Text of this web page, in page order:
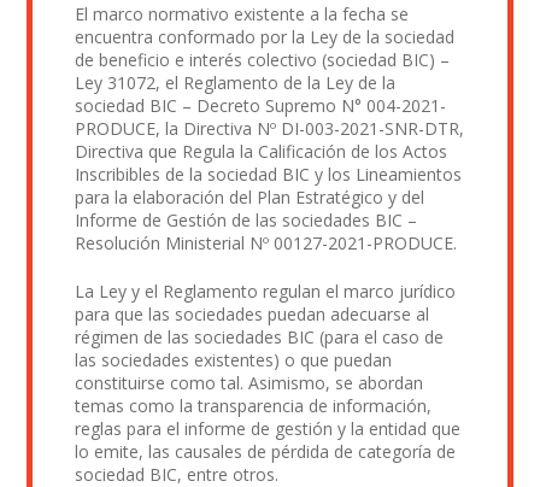
El marco normativo existente a la fecha se
encuentra conformado por la Ley de la sociedad
de beneficio e interés colectivo (sociedad BIC) –
Ley 31072, el Reglamento de la Ley de la
sociedad BIC – Decreto Supremo N° 004-2021-
PRODUCE, la Directiva Nº DI-003-2021-SNR-DTR,
Directiva que Regula la Calificación de los Actos
Inscribibles de la sociedad BIC y los Lineamientos
para la elaboración del Plan Estratégico y del
Informe de Gestión de las sociedades BIC –
Resolución Ministerial Nº 00127-2021-PRODUCE.
La Ley y el Reglamento regulan el marco jurídico
para que las sociedades puedan adecuarse al
régimen de las sociedades BIC (para el caso de
las sociedades existentes) o que puedan
constituirse como tal. Asimismo, se abordan
temas como la transparencia de información,
reglas para el informe de gestión y la entidad que
lo emite, las causales de pérdida de categoría de
sociedad BIC, entre otros.